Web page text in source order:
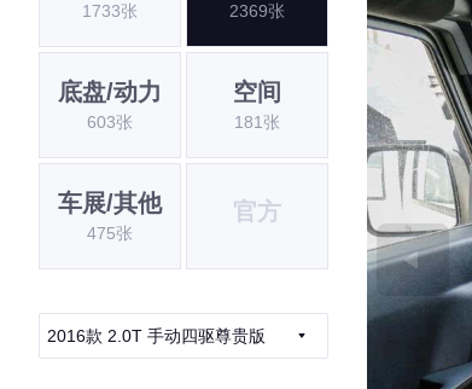
1733张 2369张
底盘/动力
603张
空间
181张
车展/其他
475张
官方
2016款 2.0T 手动四驱尊贵版